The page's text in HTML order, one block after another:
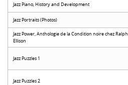
Jazz Piano, History and Development
Jazz Portraits (Photos)
Jazz Power, Anthologie de la Condition noire chez Ralph
Ellison
Jazz Puzzles 1
Jazz Puzzles 2